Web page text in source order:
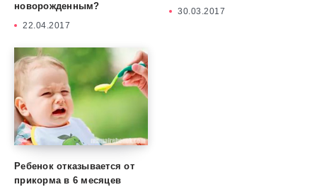
новорожденным?
22.04.2017
30.03.2017
Ребенок отказывается от
прикорма в 6 месяцев